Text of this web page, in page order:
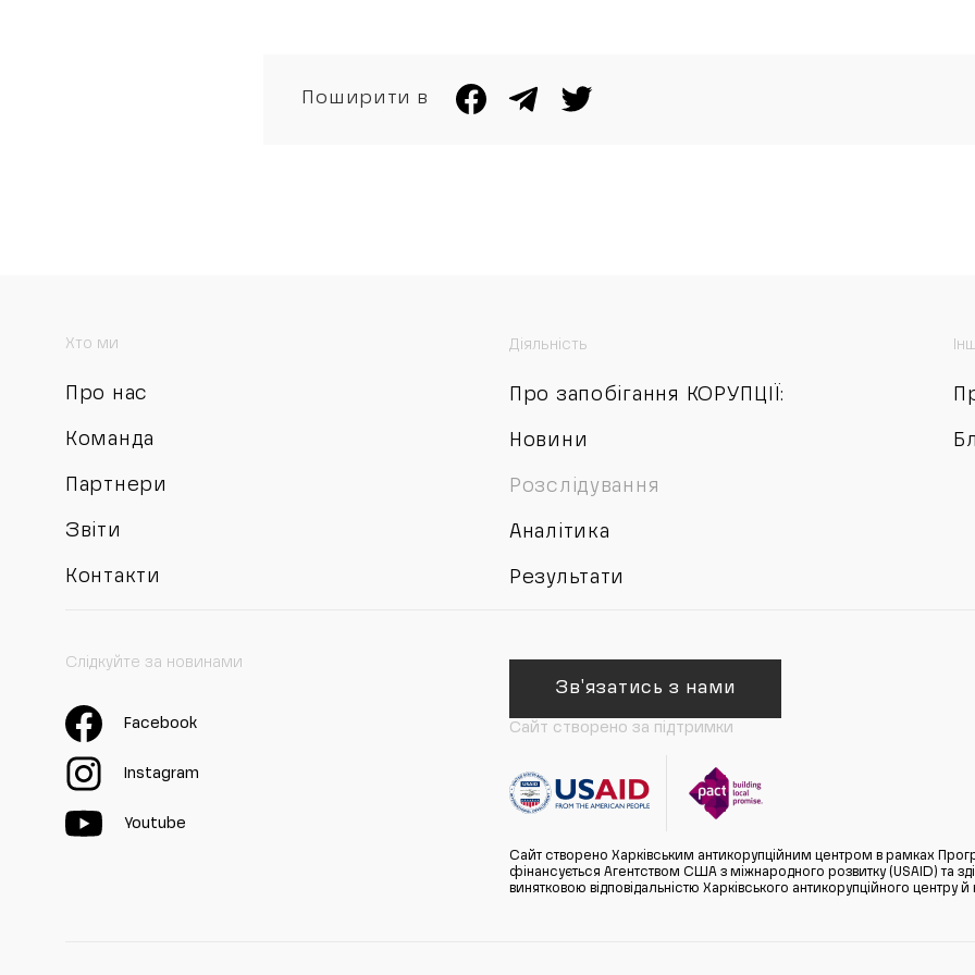
Поширити в
Хто ми
Про нас
Команда
Партнери
Звіти
Контакти
Діяльність
Про запобігання КОРУПЦІЇ:
Новини
Розслідування
Аналітика
Результати
Слідкуйте за новинами
Facebook
Instagram
Youtube
Зв'язатись з нами
Сайт створено за підтримки
Сайт створено Харківським антикорупційним центром в рамках
фінансується Агентством США з міжнародного розвитку (USAID) та
винятковою відповідальністю Харківського антикорупційного